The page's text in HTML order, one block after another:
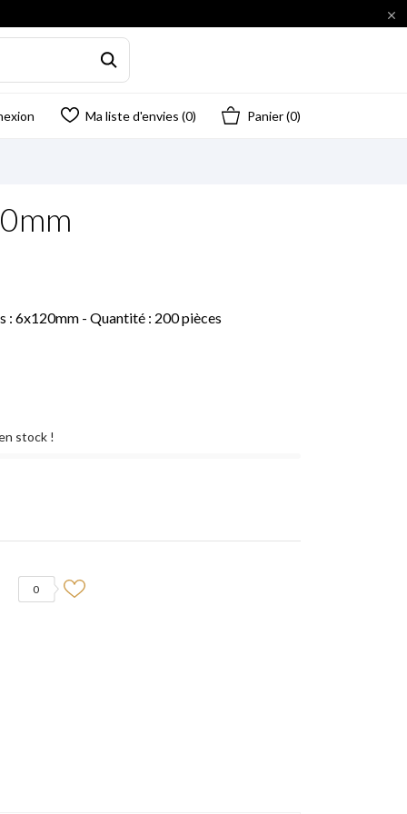

Ma liste d'envies (0) Panier(0)
: 6x120mm - Quantité : 200 pièces
stock !
0